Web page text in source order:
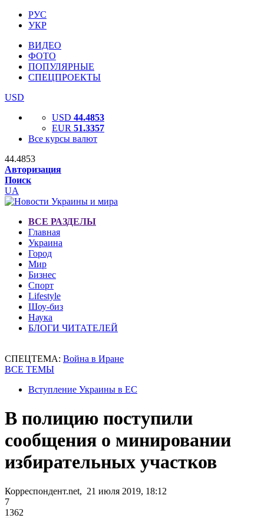
РУС
УКР
ВИДЕО
ФОТО
ПОПУЛЯРНЫЕ
СПЕЦПРОЕКТЫ
USD
USD 44.4853
EUR 51.3357
Все курсы валют
44.4853
Авторизация
Поиск
UA
ВСЕ РАЗДЕЛЫ
Главная
Украина
Город
Мир
Бизнес
Спорт
Lifestyle
Шоу-биз
Наука
БЛОГИ ЧИТАТЕЛЕЙ
СПЕЦТЕМА: Война в Иране
ВСЕ ТЕМЫ
Вступление Украины в ЕС
В полицию поступили
сообщения о минировании
избирательных участков
Корреспондент.net, 21 июля 2019, 18:12
7
1362